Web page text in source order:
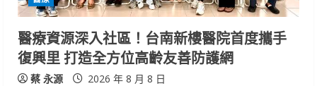
n
g
醫療資源深入社區！台南新樓醫院首度攜手
復興里 打造全方位高齡友善防護網
蔡 永源 2026 年 8 月 8 日